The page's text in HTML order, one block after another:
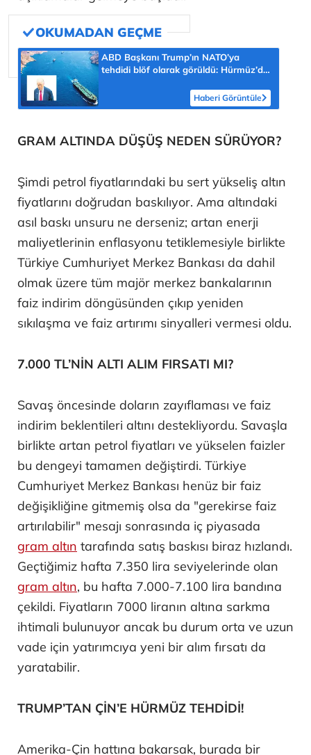
ABD Başkanı Trump’ın NATO’ya
tehdidi blöf olarak görüldü: Hürmüz’de
Haberi Görüntüle
GRAM ALTINDA DÜŞÜŞ NEDEN SÜRÜYOR?
Şimdi petrol fiyatlarındaki bu sert yükseliş altın
fiyatlarını doğrudan baskılıyor. Ama altındaki
asıl baskı unsuru ne derseniz; artan enerji
maliyetlerinin enflasyonu tetiklemesiyle birlikte
Türkiye Cumhuriyet Merkez Bankası da dahil
olmak üzere tüm majör merkez bankalarının
faiz indirim döngüsünden çıkıp yeniden
sıkılaşma ve faiz artırımı sinyalleri vermesi oldu.
7.000 TL’NİN ALTI ALIM FIRSATI MI?
Savaş öncesinde doların zayıflaması ve faiz
indirim beklentileri altını destekliyordu. Savaşla
birlikte artan petrol fiyatları ve yükselen faizler
bu dengeyi tamamen değiştirdi. Türkiye
Cumhuriyet Merkez Bankası henüz bir faiz
değişikliğine gitmemiş olsa da "gerekirse faiz
artırılabilir" mesajı sonrasında iç piyasada
gram altın tarafında satış baskısı biraz hızlandı.
Geçtiğimiz hafta 7.350 lira seviyelerinde olan
gram altın, bu hafta 7.000-7.100 lira bandına
çekildi. Fiyatların 7000 liranın altına sarkma
ihtimali bulunuyor ancak bu durum orta ve uzun
vade için yatırımcıya yeni bir alım fırsatı da
yaratabilir.
TRUMP’TAN ÇİN’E HÜRMÜZ TEHDİDİ!
Amerika-Çin hattına bakarsak, burada bir